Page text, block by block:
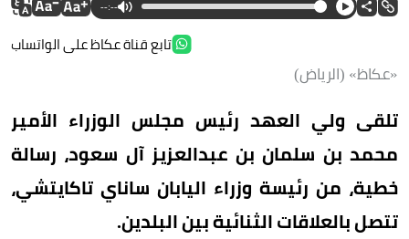
--:--
تابع قناة عكاظ على الواتساب
«عكاظ» (الرياض)
تلقى ولي العهد رئيس مجلس الوزراء الأمير
محمد بن سلمان بن عبدالعزيز آل سعود، رسالة
خطية، من رئيسة وزراء اليابان ساناي تاكايتشي،
تتصل بالعلاقات الثنائية بين البلدين.